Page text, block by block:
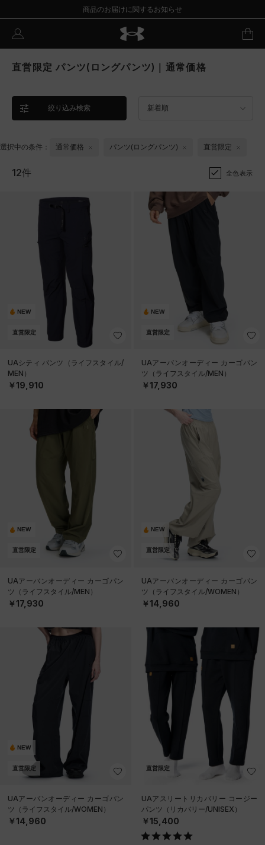
商品のお届けに関するお知らせ
直営限定 パンツ(ロングパンツ)｜通常価格
絞り込み検索 新着順
選択中の条件： 通常価格 パンツ(ロングパンツ) 直営限定
12件 全色表示
NEW
直営限定
UAシティ パンツ（ライフスタイル/
MEN）
￥19,910
NEW
直営限定
UAアーバンオーディー カーゴパン
ツ（ライフスタイル/MEN）
￥17,930
NEW
直営限定
UAアーバンオーディー カーゴパン
ツ（ライフスタイル/MEN）
￥17,930
NEW
直営限定
UAアーバンオーディー カーゴパン
ツ（ライフスタイル/WOMEN）
￥14,960
NEW
直営限定
UAアーバンオーディー カーゴパン
ツ（ライフスタイル/WOMEN）
￥14,960
直営限定
UAアスリートリカバリー コージー
パンツ（リカバリー/UNISEX）
￥15,400